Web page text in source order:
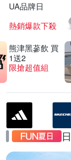
UA品牌日
熱銷爆款下殺
熊津黑蔘飲 買
1送2
限搶超值組